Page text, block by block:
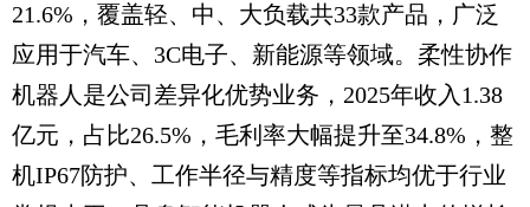
21.6%，覆盖轻、中、大负载共33款产品，广泛
应用于汽车、3C电子、新能源等领域。柔性协作
机器人是公司差异化优势业务，2025年收入1.38
亿元，占比26.5%，毛利率大幅提升至34.8%，整
机IP67防护、工作半径与精度等指标均优于行业